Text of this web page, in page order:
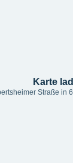
Karte
Straße in